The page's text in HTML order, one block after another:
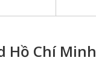
Hồ Chí Minh